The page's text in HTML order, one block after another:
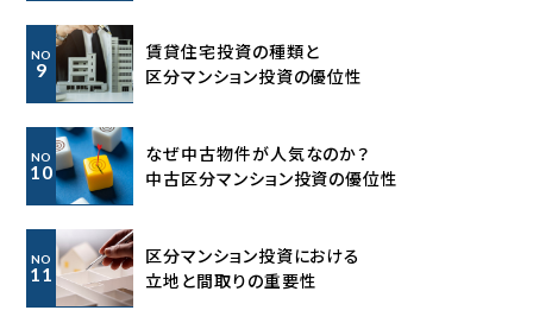
NO
9
賃貸住宅投資の種類と
区分マンション投資の優位性
NO
10
なぜ中古物件が人気なのか？
中古区分マンション投資の優位性
NO
11
区分マンション投資における
立地と間取りの重要性